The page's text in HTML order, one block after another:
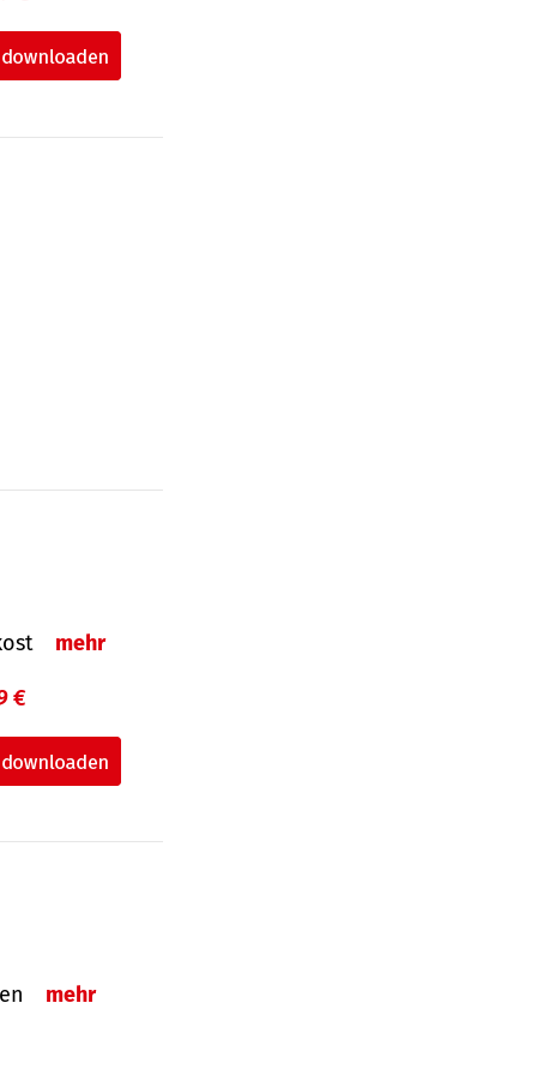
mehr
€
mehr